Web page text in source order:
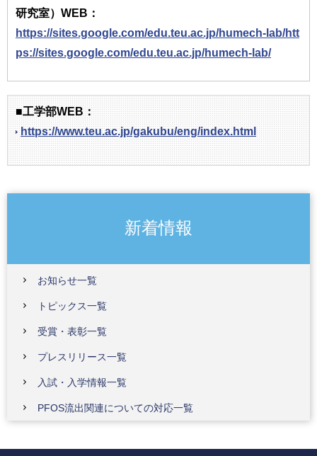
研究室）WEB：
https://sites.google.com/edu.teu.ac.jp/humech-lab/htt
ps://sites.google.com/edu.teu.ac.jp/humech-lab/
■工学部WEB：
https://www.teu.ac.jp/gakubu/eng/index.html
新着情報
お知らせ一覧
トピックス一覧
受賞・表彰一覧
プレスリリース一覧
入試・入学情報一覧
PFOS流出関連についての対応一覧